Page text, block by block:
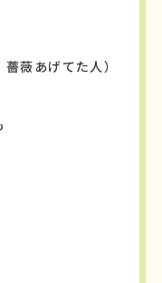
薇あげてた人）